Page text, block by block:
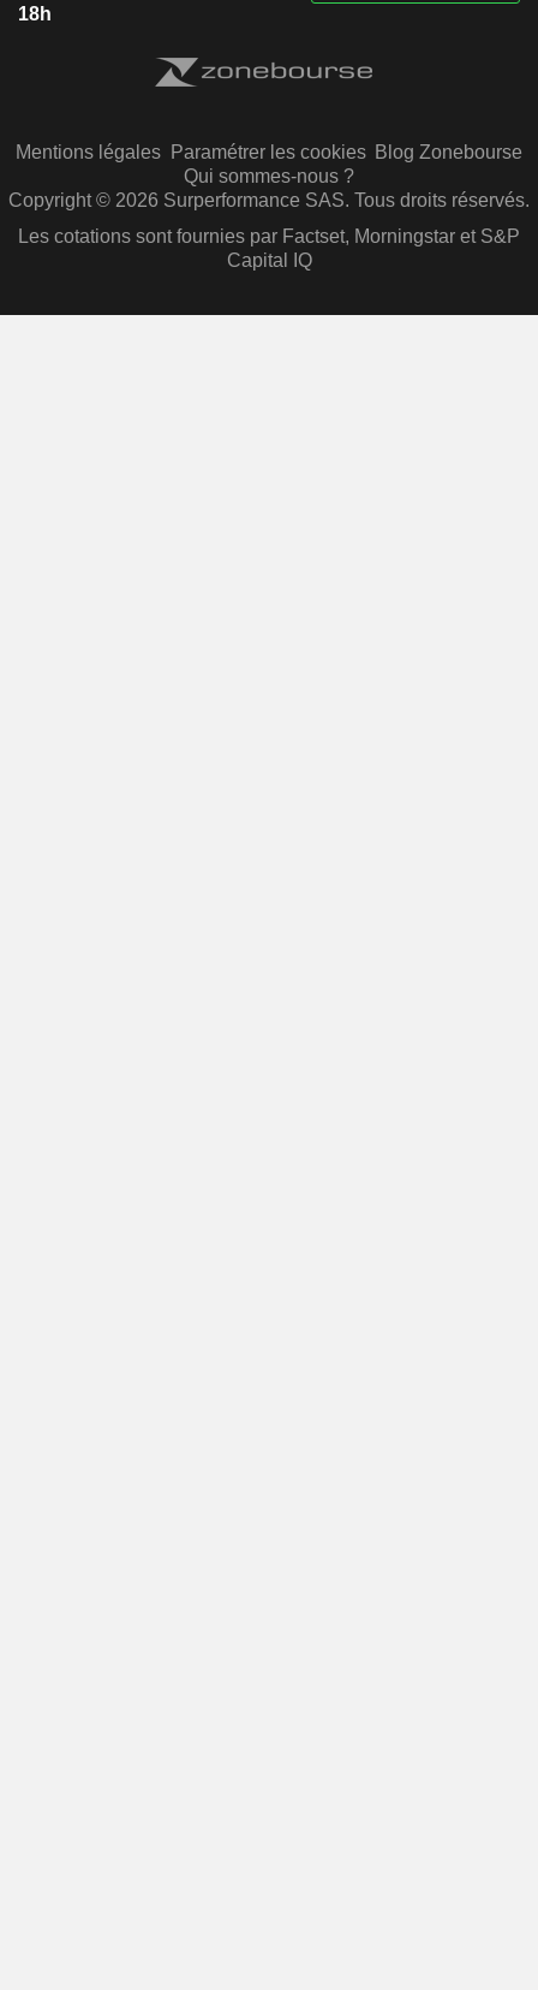
18h
Mentions légales Paramétrer les cookies Blog Zonebourse
Qui sommes-nous ?
Copyright © 2026 Surperformance SAS. Tous droits réservés.
Les cotations sont fournies par Factset, Morningstar et S&P
Capital IQ